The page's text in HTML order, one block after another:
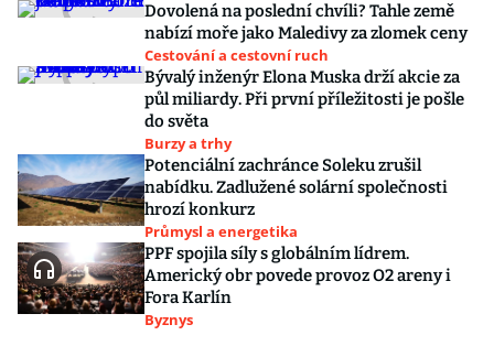
Dovolená na poslední chvíli? Tahle země
nabízí moře jako Maledivy za zlomek ceny
Cestování a cestovní ruch
Bývalý inženýr Elona Muska drží akcie za
půl miliardy. Při první příležitosti je pošle
do světa
Burzy a trhy
Potenciální zachránce Soleku zrušil
nabídku. Zadlužené solární společnosti
hrozí konkurz
Průmysl a energetika
PPF spojila síly s globálním lídrem.
Americký obr povede provoz O2 areny i
Fora Karlín
Byznys